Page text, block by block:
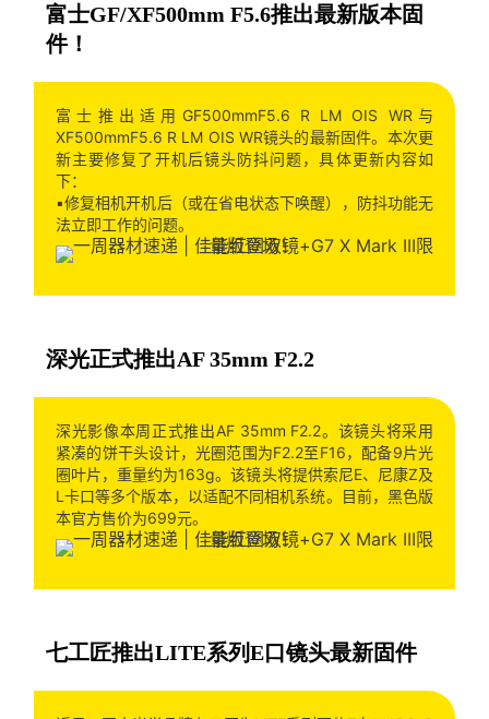
富士GF/XF500mm F5.6推出最新版本固
件！
富士推出适用GF500mmF5.6 R LM OIS WR与
XF500mmF5.6 R LM OIS WR镜头的最新固件。本次更
新主要修复了开机后镜头防抖问题，具体更新内容如
下：
▪️修复相机开机后（或在省电状态下唤醒），防抖功能无
法立即工作的问题。
深光正式推出AF 35mm F2.2
深光影像本周正式推出AF 35mm F2.2。该镜头将采用
紧凑的饼干头设计，光圈范围为F2.2至F16，配备9片光
圈叶片，重量约为163g。该镜头将提供索尼E、尼康Z及
L卡口等多个版本，以适配不同相机系统。目前，黑色版
本官方售价为699元。
七工匠推出LITE系列E口镜头最新固件